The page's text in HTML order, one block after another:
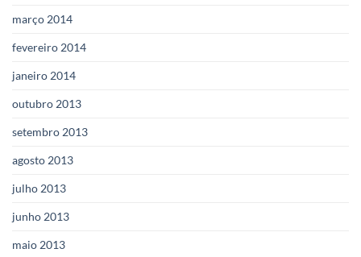
março 2014
fevereiro 2014
janeiro 2014
outubro 2013
setembro 2013
agosto 2013
julho 2013
junho 2013
maio 2013